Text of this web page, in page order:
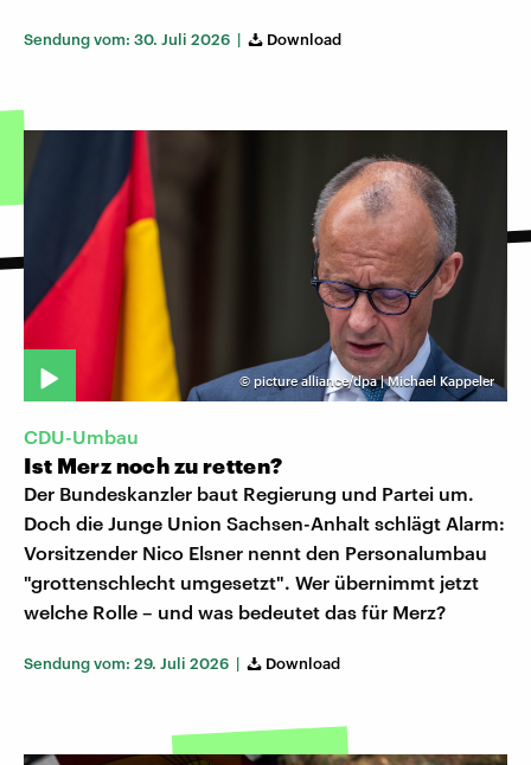
Sendung vom: 30. Juli 2026 | Download
© picture alliance/dpa | Michael Kappeler
CDU-Umbau
Ist Merz noch zu retten?
Der Bundeskanzler baut Regierung und Partei um.
Doch die Junge Union Sachsen-Anhalt schlägt Alarm:
Vorsitzender Nico Elsner nennt den Personalumbau
"grottenschlecht umgesetzt". Wer übernimmt jetzt
welche Rolle – und was bedeutet das für Merz?
Sendung vom: 29. Juli 2026 | Download